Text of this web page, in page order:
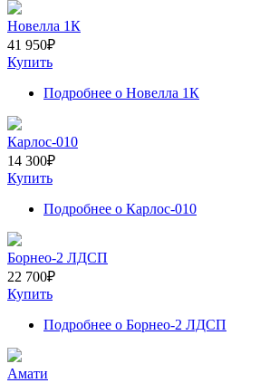
Новелла 1К
41 950₽
Купить
Подробнее о Новелла 1К
Карлос-010
14 300₽
Купить
Подробнее о Карлос-010
Борнео-2 ЛДСП
22 700₽
Купить
Подробнее о Борнео-2 ЛДСП
Амати